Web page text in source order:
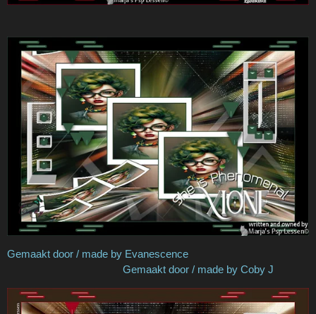
Gemaakt door / made by Evanescence
Gemaakt door / made by Coby J